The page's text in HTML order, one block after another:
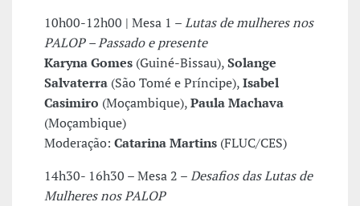
10h00-12h00 | Mesa 1 –Lutas de mulheres nos
PALOP – Passado e presente
Karyna Gomes (Guiné-Bissau),Solange
Salvaterra (São Tomé e Príncipe),Isabel
Casimiro (Moçambique),Paula Machava
(Moçambique)
Moderação: Catarina Martins (FLUC/CES)
14h30- 16h30 – Mesa 2 –Desafios das Lutas de
Mulheres nos PALOP